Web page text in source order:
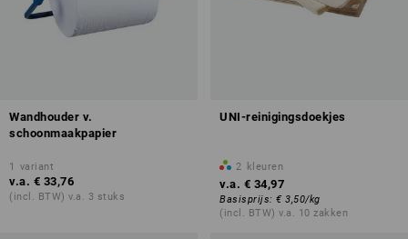
Wandhouder v.
schoonmaakpapier
1 variant
v.a. € 33,76
(incl. BTW) v.a. 3 stuks
UNI-reinigingsdoekjes
2 kleuren
v.a. € 34,97
Basisprijs: € 3,50/kg
(incl. BTW) v.a. 10 zakken